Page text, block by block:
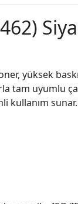
yüksek
tam uyumlu